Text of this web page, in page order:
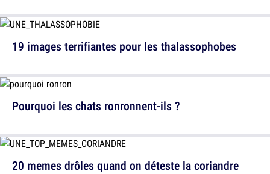
Pourquoi les chats ronronnent-ils ?
19 images terrifiantes pour les thalassophobes
20 memes drôles quand on déteste la coriandre